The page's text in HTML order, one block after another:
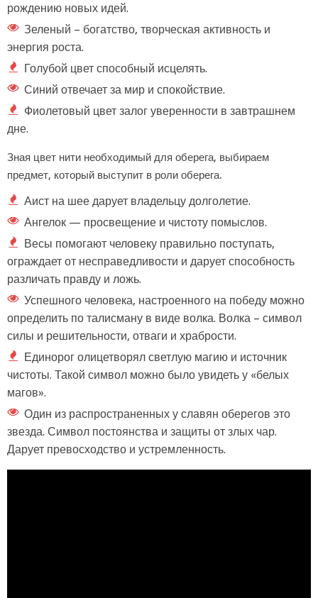
рождению новых идей.
Зеленый – богатство, творческая активность и
энергия роста.
Голубой цвет способный исцелять.
Синий отвечает за мир и спокойствие.
Фиолетовый цвет залог уверенности в завтрашнем
дне.
Зная цвет нити необходимый для оберега, выбираем
предмет, который выступит в роли оберега.
Аист на шее дарует владельцу долголетие.
Ангелок — просвещение и чистоту помыслов.
Весы помогают человеку правильно поступать,
ограждает от несправедливости и дарует способность
различать правду и ложь.
Успешного человека, настроенного на победу можно
определить по талисману в виде волка. Волка – символ
силы и решительности, отваги и храбрости.
Единорог олицетворял светлую магию и источник
чистоты. Такой символ можно было увидеть у «белых
магов».
Один из распространенных у славян оберегов это
звезда. Символ постоянства и защиты от злых чар.
Дарует превосходство и устремленность.